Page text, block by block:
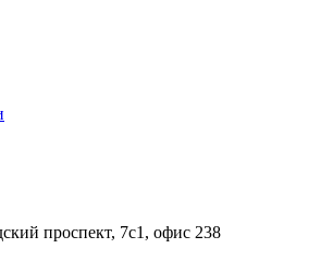
проспект, 7с1, офис 238